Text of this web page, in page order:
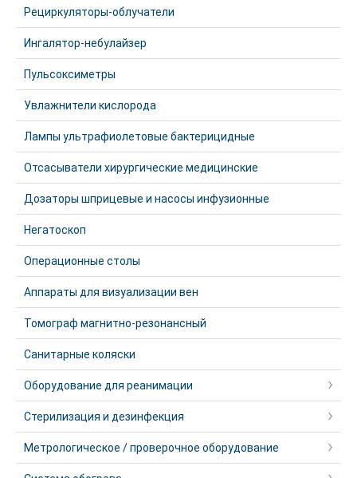
Рециркуляторы-облучатели
Ингалятор-небулайзер
Пульсоксиметры
Увлажнители кислорода
Лампы ультрафиолетовые бактерицидные
Отсасыватели хирургические медицинские
Дозаторы шприцевые и насосы инфузионные
Негатоскоп
Операционные столы
Аппараты для визуализации вен
Томограф магнитно-резонансный
Санитарные коляски
Оборудование для реанимации
Стерилизация и дезинфекция
Метрологическое / проверочное оборудование